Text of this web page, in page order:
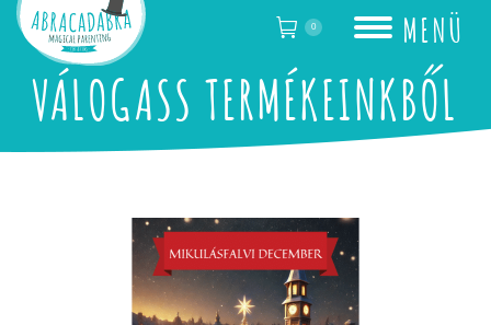
MENÜ
0
VÁLOGASS TERMÉKEINKBŐL